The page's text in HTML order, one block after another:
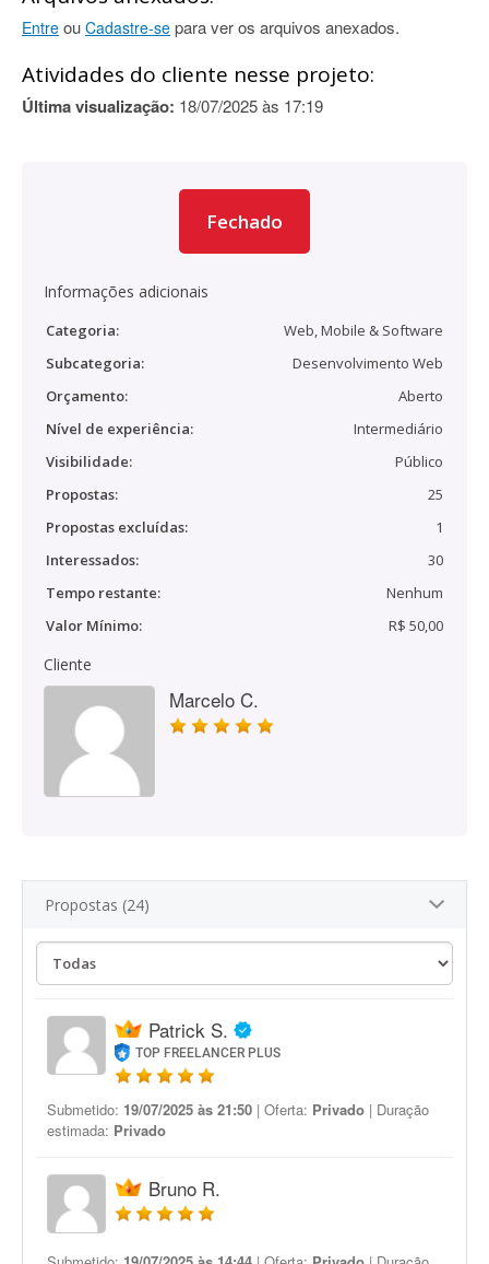
Entre ou Cadastre-se para ver os arquivos anexados.
Atividades do cliente nesse projeto:
Última visualização: 18/07/2025 às 17:19
Fechado
Informações adicionais
Categoria:
Web, Mobile & Software
Subcategoria:
Desenvolvimento Web
Orçamento:
Aberto
Nível de experiência:
Intermediário
Visibilidade:
Público
Propostas:
25
Propostas excluídas:
1
Interessados:
30
Tempo restante:
Nenhum
Valor Mínimo:
R$ 50,00
Cliente
Marcelo C.
Propostas (24)
Patrick S.
TOP FREELANCER PLUS
Submetido: 19/07/2025 às 21:50 | Oferta: Privado | Duração
estimada: Privado
Bruno R.